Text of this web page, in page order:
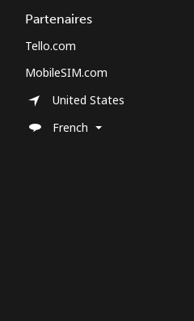
Partenaires
Tello.com
MobileSIM.com
United States
French